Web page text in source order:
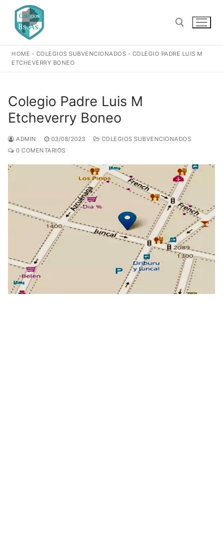
contenido
HOME - COLEGIOS SUBVENCIONADOS - COLEGIO PADRE LUIS M
ETCHEVERRY BONEO
Colegio Padre Luis M
Etcheverry Boneo
ADMIN 03/08/2023
COLEGIOS SUBVENCIONADOS
0 COMENTARIOS